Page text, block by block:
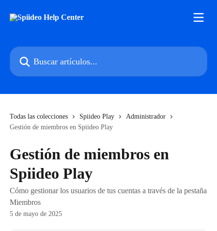
Buscar artículos...
Todas las colecciones Spiideo Play
Administrador
Gestión de miembros en Spiideo Play
Gestión de miembros en
Spiideo Play
Cómo gestionar los usuarios de tus cuentas a través de la pestaña
Miembros
5 de mayo de 2025